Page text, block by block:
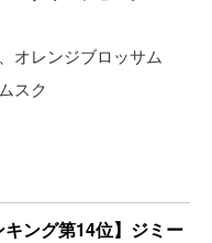
オレンジブロッサム
スク
キング第14位】ジミー